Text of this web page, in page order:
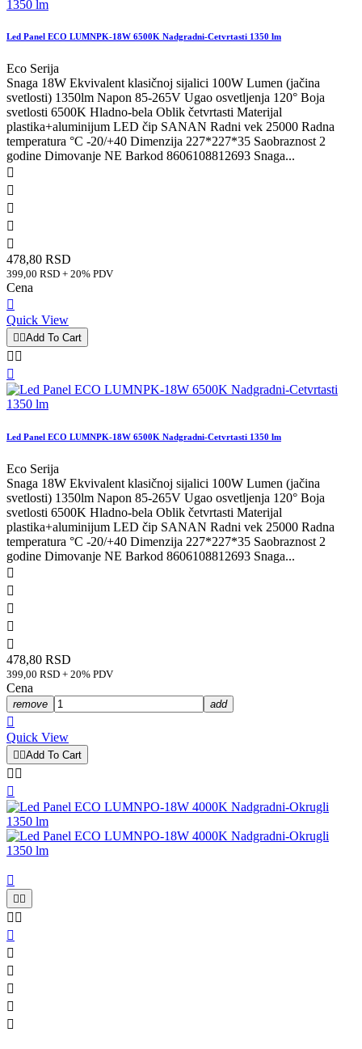
Led Panel ECO LUMNPK-18W 6500K Nadgradni-Cetvrtasti 1350 lm
Eco Serija
Snaga 18W Ekvivalent klasičnoj sijalici 100W Lumen (jačina
svetlosti) 1350lm Napon 85-265V Ugao osvetljenja 120° Boja
svetlosti 6500K Hladno-bela Oblik četvrtasti Materijal
plastika+aluminijum LED čip SANAN Radni vek 25000 Radna
temperatura °C -20/+40 Dimenzija 227*227*35 Saobraznost 2
godine Dimovanje NE Barkod 8606108812693 Snaga...





478,80 RSD
399,00 RSD + 20% PDV
Cena

Quick View
 Add To Cart
 

Led Panel ECO LUMNPK-18W 6500K Nadgradni-Cetvrtasti 1350 lm
Eco Serija
Snaga 18W Ekvivalent klasičnoj sijalici 100W Lumen (jačina
svetlosti) 1350lm Napon 85-265V Ugao osvetljenja 120° Boja
svetlosti 6500K Hladno-bela Oblik četvrtasti Materijal
plastika+aluminijum LED čip SANAN Radni vek 25000 Radna
temperatura °C -20/+40 Dimenzija 227*227*35 Saobraznost 2
godine Dimovanje NE Barkod 8606108812693 Snaga...





478,80 RSD
399,00 RSD + 20% PDV
Cena
remove add

Quick View
 Add To Cart
 


 
 





